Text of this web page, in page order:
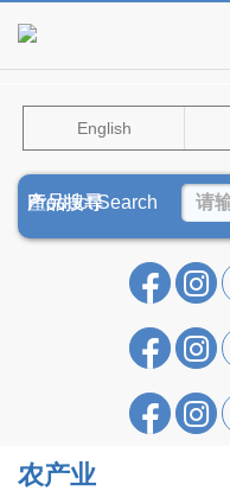
English
Product Search
產品搜尋
产品搜寻
农产业